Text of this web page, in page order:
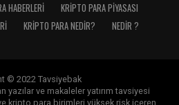
HABERLERI
KRIPTO PARA PIYASASI
KRIPTO PARA NEDIR? NEDIR ?
© 2022 Tavsiyebak
yazılar ve makaleler yatırım tavsiyesi
kripto para birimleri yüksek risk içeren